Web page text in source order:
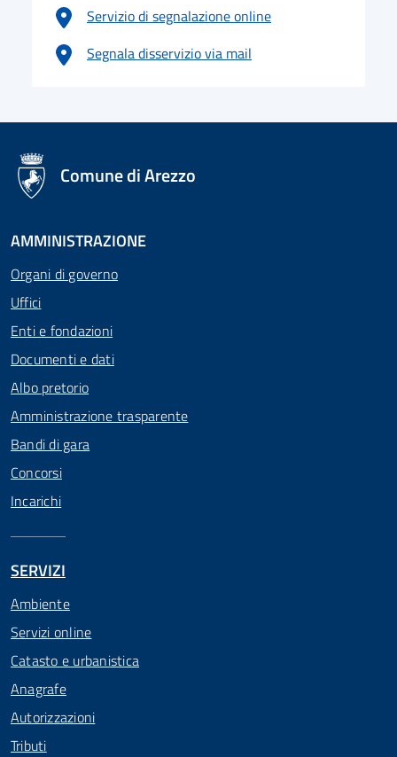
Servizio di segnalazione online
Segnala disservizio via mail
logo Unione Europea
Comune di Arezzo
AMMINISTRAZIONE
Organi di governo
Uffici
Enti e fondazioni
Documenti e dati
Albo pretorio
Amministrazione trasparente
Bandi di gara
Concorsi
Incarichi
SERVIZI
Ambiente
Servizi online
Catasto e urbanistica
Anagrafe
Autorizzazioni
Tributi